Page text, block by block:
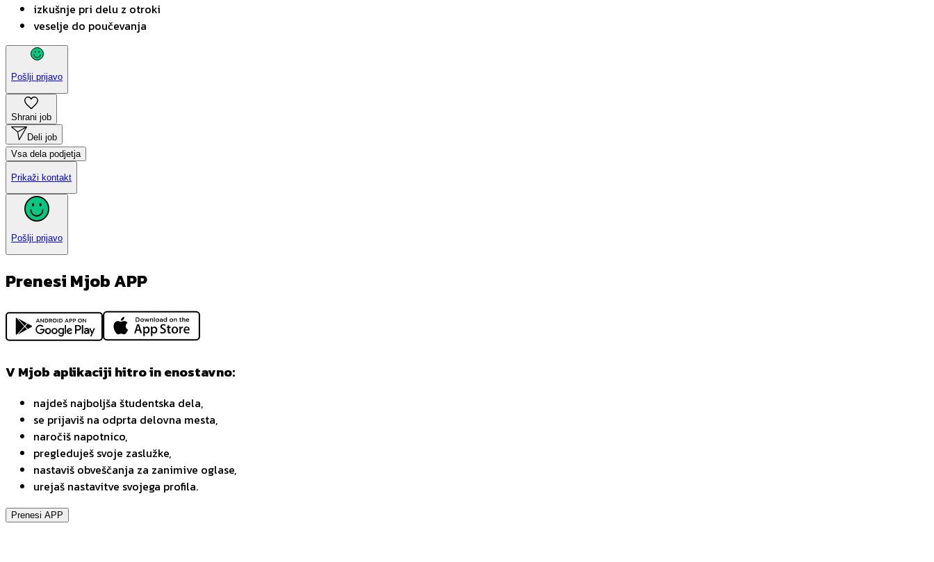
izkušnje pri delu z otroki
veselje do poučevanja
Pošlji prijavo
Shrani job
Deli job
Vsa dela podjetja
Prikaži kontakt
Pošlji prijavo
Prenesi Mjob APP
V Mjob aplikaciji hitro in enostavno:
najdeš najboljša študentska dela,
se prijaviš na odprta delovna mesta,
naročiš napotnico,
pregleduješ svoje zaslužke,
nastaviš obveščanja za zanimive oglase,
urejaš nastavitve svojega profila.
Prenesi APP